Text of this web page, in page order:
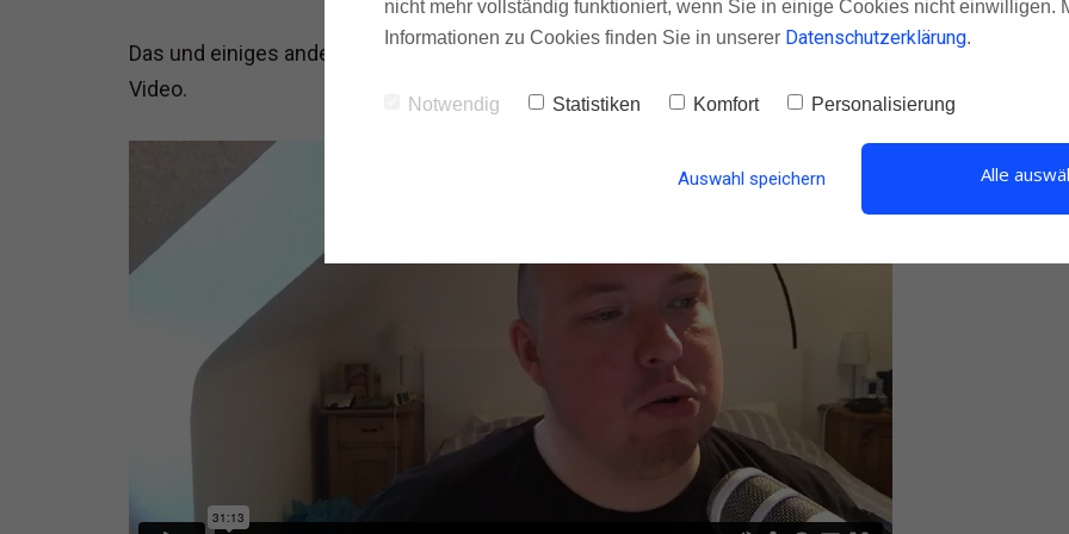
Das und einiges anderes beleuchte ich in Zusammenarbeit mit den Zuschauern in diesem
Video.
nicht mehr vollständig funktioniert, wenn Sie in einige Cookies nicht einwilligen.
Informationen zu Cookies finden Sie in unserer Datenschutzerklärung.
Notwendig Statistiken Komfort Personalisierung
Auswahl speichern Alle